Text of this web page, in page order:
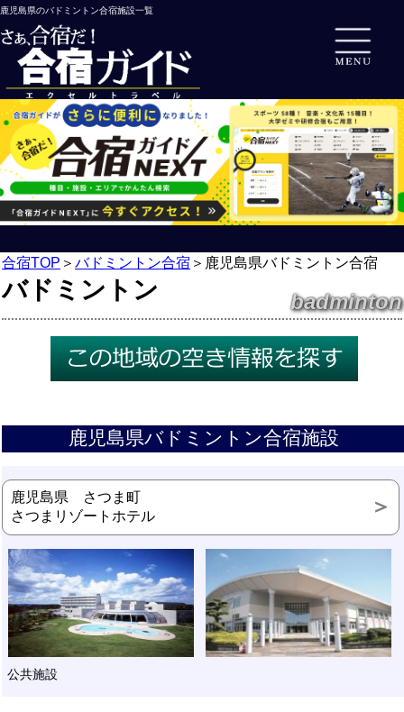
鹿児島県のバドミントン合宿施設一覧
合宿TOP ＞ バドミントン合宿 ＞ 鹿児島県バドミントン合宿
バドミントン badminton
鹿児島県バドミントン合宿施設
鹿児島県 さつま町
さつまリゾートホテル
公共施設